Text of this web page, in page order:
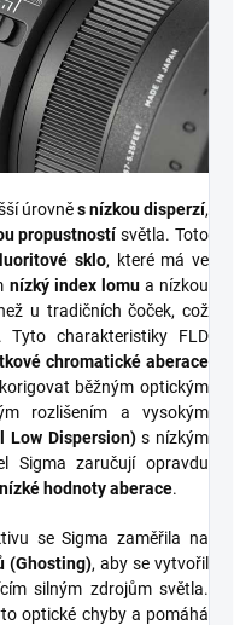
úrovněs nízkou disperzí,
propustnostísvětla. Toto
sklo, které má ve
nízký index lomua nízkou
u tradičních čoček, což
Tyto charakteristiky FLD
chromatické aberace
běžným optickým
rozlišením a vysokým
Low Dispersion)s nízkým
Sigma zaručují opravdu
nízké hodnoty aberace.
se Sigma zaměřila na
(Ghosting), aby se vytvořil
silným zdrojům světla.
optické chyby a pomáhá